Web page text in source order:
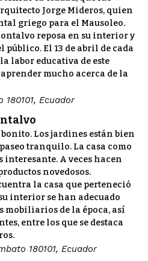
Jorge Mideros, quien
griego para el Mausoleo.
reposa en su interior y
público. El 13 de abril de cada
labor educativa de este
aprender mucho acerca de la
Ecuador
Los jardines están bien
tranquilo. La casa como
interesante. A veces hacen
novedosos.
la casa que perteneció
interior se han adecuado
mobiliarios de la época, así
entre los que se destaca
180101, Ecuador